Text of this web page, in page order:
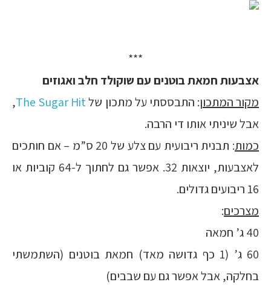
***
אצבעות חמאת בוטנים עם שוקולד חלב ואגוזים
מקור המתכון: התבססתי על מתכון שלThe Sugar Hit
,
אבל שיניתי אותו די הרבה.
כמות
: תבנית ריבועית עם צלע של 20 ס”מ – אם חותכים
לאצבעות, יוצאות 32. אפשר גם לחתוך ל-64 קוביות או
16 ריבועים גדולים.
מצרכים:
40 ג’ חמאה
60 ג’ (1 כף גדושה מאד) חמאת בוטנים (השתמשתי
בחלקה, אבל אפשר גם עם שבבים)